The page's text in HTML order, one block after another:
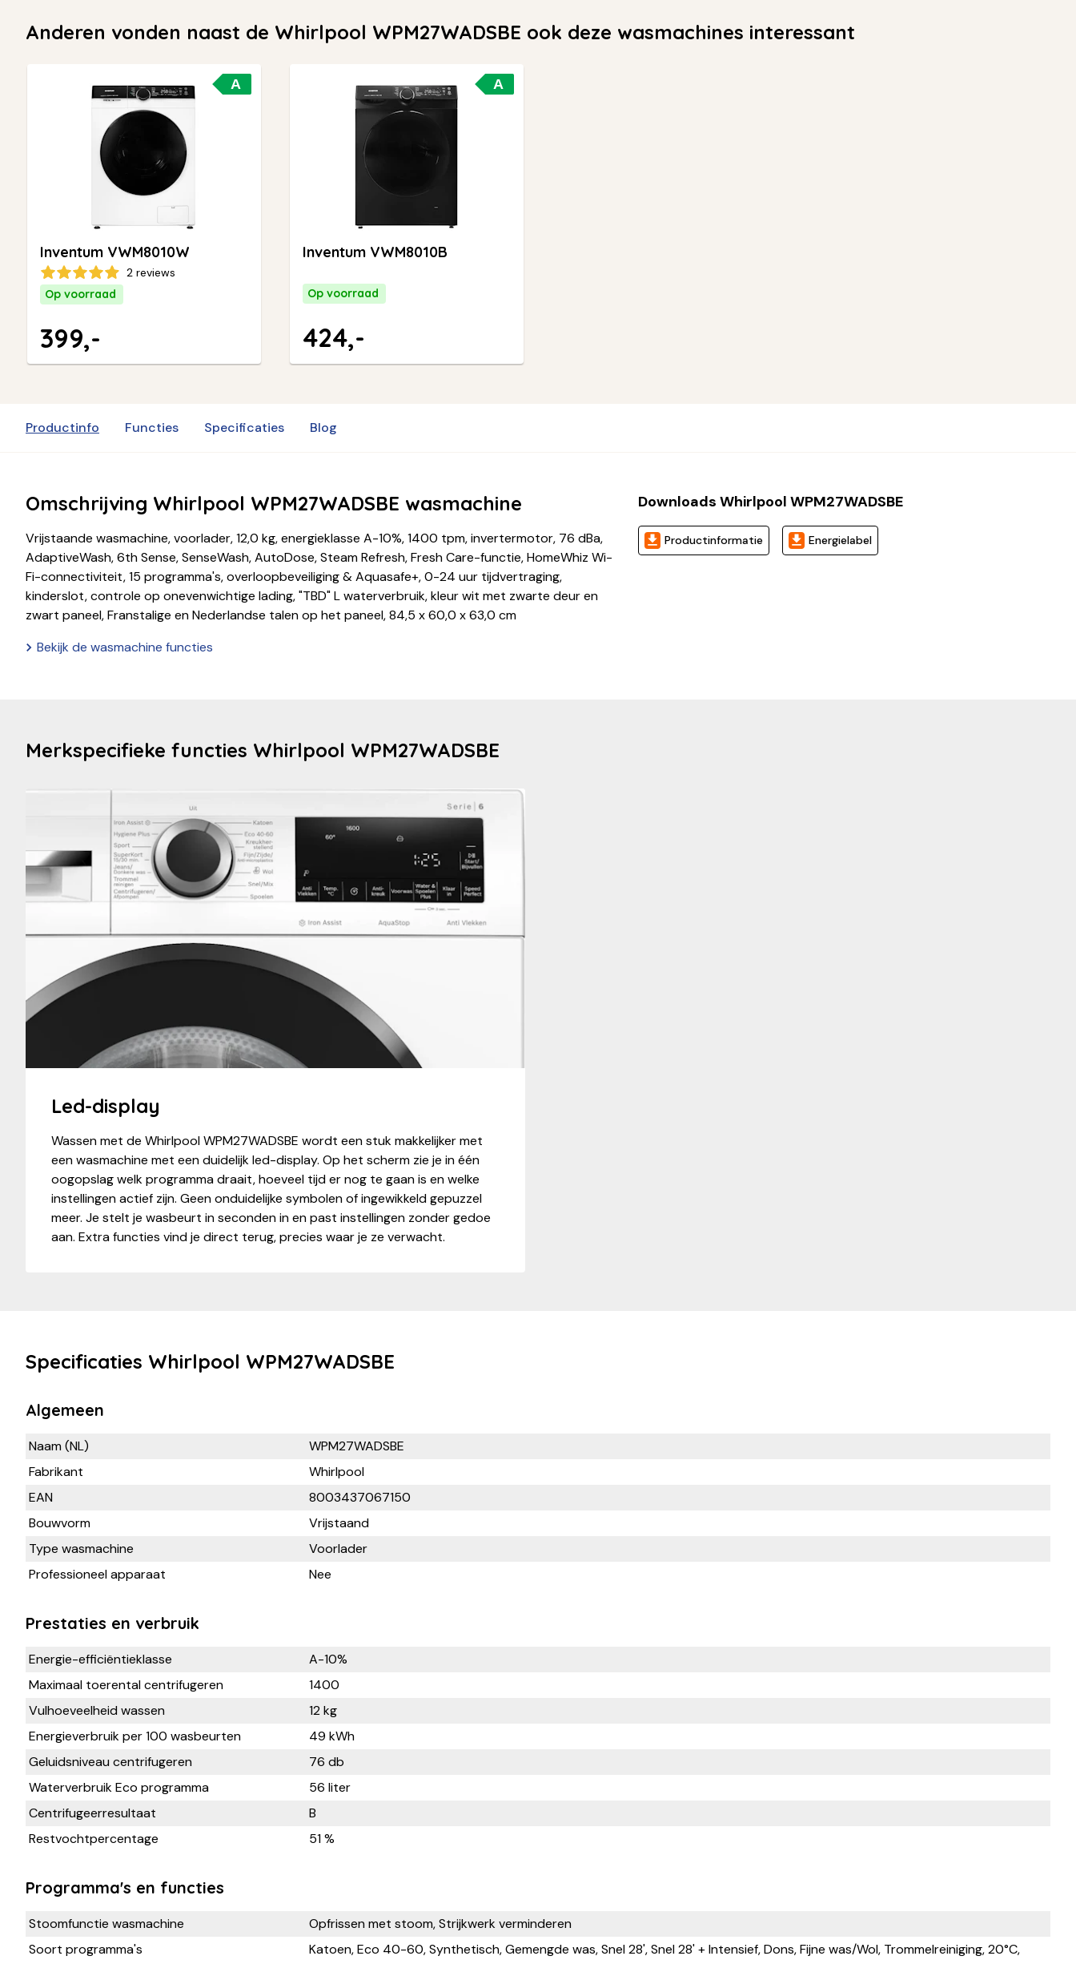
Anderen vonden naast de Whirlpool WPM27WADSBE ook deze wasmachines interessant
A
Inventum VWM8010W
2 reviews
Op voorraad
399,-
A
Inventum VWM8010B
Op voorraad
424,-
Productinfo Functies Specificaties Blog
Omschrijving Whirlpool WPM27WADSBE wasmachine
Vrijstaande wasmachine, voorlader, 12,0 kg, energieklasse A-10%, 1400 tpm, invertermotor, 76 dBa,
AdaptiveWash, 6th Sense, SenseWash, AutoDose, Steam Refresh, Fresh Care-functie, HomeWhiz Wi-
Fi-connectiviteit, 15 programma's, overloopbeveiliging & Aquasafe+, 0-24 uur tijdvertraging,
kinderslot, controle op onevenwichtige lading, "TBD" L waterverbruik, kleur wit met zwarte deur en
zwart paneel, Franstalige en Nederlandse talen op het paneel, 84,5 x 60,0 x 63,0 cm
Bekijk de wasmachine functies
Downloads Whirlpool WPM27WADSBE
Productinformatie Energielabel
Merkspecifieke functies Whirlpool WPM27WADSBE
Led-display
Wassen met de Whirlpool WPM27WADSBE wordt een stuk makkelijker met
een wasmachine met een duidelijk led-display. Op het scherm zie je in één
oogopslag welk programma draait, hoeveel tijd er nog te gaan is en welke
instellingen actief zijn. Geen onduidelijke symbolen of ingewikkeld gepuzzel
meer. Je stelt je wasbeurt in seconden in en past instellingen zonder gedoe
aan. Extra functies vind je direct terug, precies waar je ze verwacht.
Specificaties Whirlpool WPM27WADSBE
Algemeen
Naam (NL)
WPM27WADSBE
Fabrikant
Whirlpool
EAN
8003437067150
Bouwvorm
Vrijstaand
Type wasmachine
Voorlader
Professioneel apparaat
Nee
Prestaties en verbruik
Energie-efficiëntieklasse
A-10%
Maximaal toerental centrifugeren
1400
Vulhoeveelheid wassen
12 kg
Energieverbruik per 100 wasbeurten
49 kWh
Geluidsniveau centrifugeren
76 db
Waterverbruik Eco programma
56 liter
Centrifugeerresultaat
B
Restvochtpercentage
51 %
Programma's en functies
Stoomfunctie wasmachine
Opfrissen met stoom, Strijkwerk verminderen
Soort programma's
Katoen, Eco 40-60, Synthetisch, Gemengde was, Snel 28', Snel 28' + Intensief, Dons, Fijne was/Wol, Trommelreiniging, 20°C,